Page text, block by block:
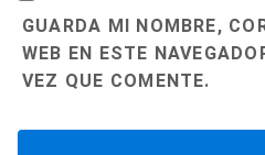
GUARDA MI NOMBRE,
WEB EN ESTE
VEZ QUE COMENTE.